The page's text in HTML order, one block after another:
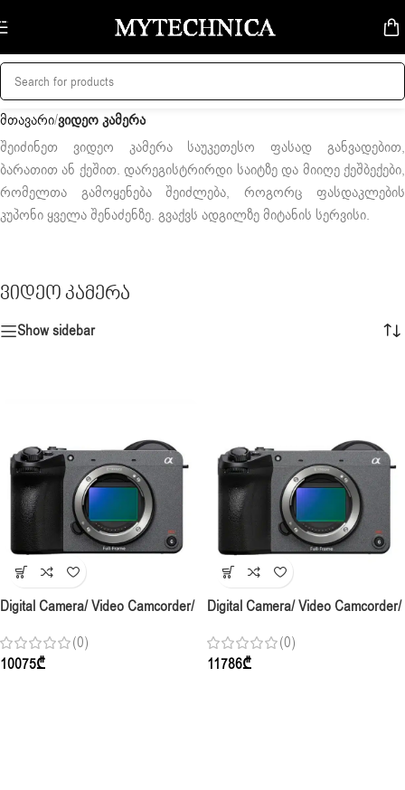
Skip to navigation
Skip to main content
მთავარი/ვიდეო კამერა
შეიძინეთ ვიდეო კამერა საუკეთესო ფასად განვადებით,
ბარათით ან ქეშით. დარეგისტრირდი საიტზე და მიიღე ქეშბექები,
რომელთა გამოყენება შეიძლება, როგორც ფასდაკლების
კუპონი ყველა შენაძენზე. გვაქვს ადგილზე მიტანის სერვისი.
ვიდეო კამერა
Show sidebar
Digital Camera/ Video Camcorder/
(0)
10075₾
Digital Camera/ Video Camcorder/
(0)
11786₾